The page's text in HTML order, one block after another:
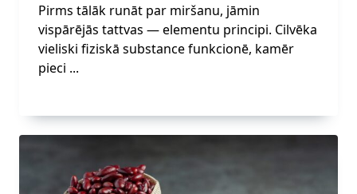
Pirms tālāk runāt par miršanu, jāmin
vispārējās tattvas — elementu principi. Cilvēka
vieliski fiziskā substance funkcionē, kamēr
pieci ...